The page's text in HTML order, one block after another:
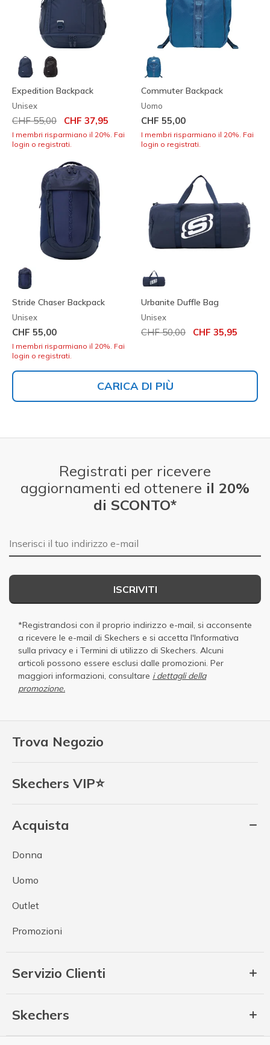
Expedition Backpack
Unisex
Prezzo ridotto da
CHF 55,00 per
CHF 37,95
I membri risparmiano il 20%. Fai
login o registrati.
Commuter Backpack
Uomo
CHF 55,00
I membri risparmiano il 20%. Fai
login o registrati.
Stride Chaser Backpack
Unisex
CHF 55,00
I membri risparmiano il 20%. Fai
login o registrati.
Urbanite Duffle Bag
Unisex
Prezzo ridotto da
CHF 50,00 per
CHF 35,95
CARICA DI PIÙ
Trova Negozio
Skechers VIP⭐
Acquista
Donna
Uomo
Outlet
Promozioni
Servizio Clienti
Skechers
Registrati per ricevere
aggiornamenti ed ottenere il 20%
di SCONTO*
E-mail
ISCRIVITI
*Registrandosi con il proprio indirizzo e-mail, si acconsente
a ricevere le e-mail di Skechers e si accetta l'Informativa
sulla privacy e i Termini di utilizzo di Skechers. Alcuni
articoli possono essere esclusi dalle promozioni. Per
maggiori informazioni, consultare i dettagli della
promozione.